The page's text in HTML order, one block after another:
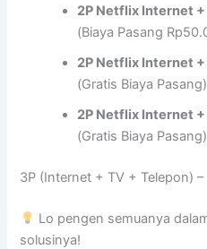
2P Netflix Internet
(Biaya Pasang
2P Netflix Internet
(Gratis Biaya Pasang)
2P Netflix Internet
(Gratis Biaya Pasang)
3P (Internet + TV + Telepon)
Lo pengen semuanya
solusinya!